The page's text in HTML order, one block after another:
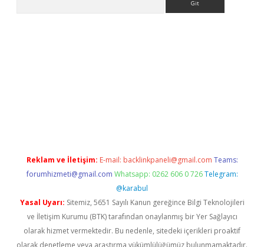
Reklam ve İletişim: E-mail: backlinkpaneli@gmail.com Teams:
forumhizmeti@gmail.com Whatsapp: 0262 606 0 726 Telegram:
@karabul
Yasal Uyarı: Sitemiz, 5651 Sayılı Kanun gereğince Bilgi Teknolojileri
ve İletişim Kurumu (BTK) tarafından onaylanmış bir Yer Sağlayıcı
olarak hizmet vermektedir. Bu nedenle, sitedeki içerikleri proaktif
olarak denetleme veya araştırma yükümlülüğümüz bulunmamaktadır.